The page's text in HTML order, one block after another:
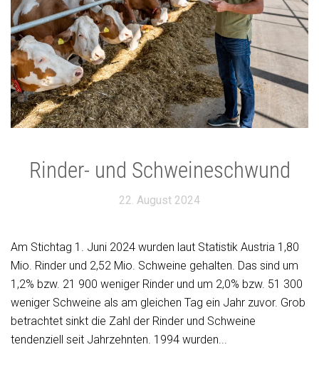
Rinder- und Schweineschwund
22. August 2024
Am Stichtag 1. Juni 2024 wurden laut Statistik Austria 1,80
Mio. Rinder und 2,52 Mio. Schweine gehalten. Das sind um
1,2% bzw. 21 900 weniger Rinder und um 2,0% bzw. 51 300
weniger Schweine als am gleichen Tag ein Jahr zuvor. Grob
betrachtet sinkt die Zahl der Rinder und Schweine
tendenziell seit Jahrzehnten. 1994 wurden...